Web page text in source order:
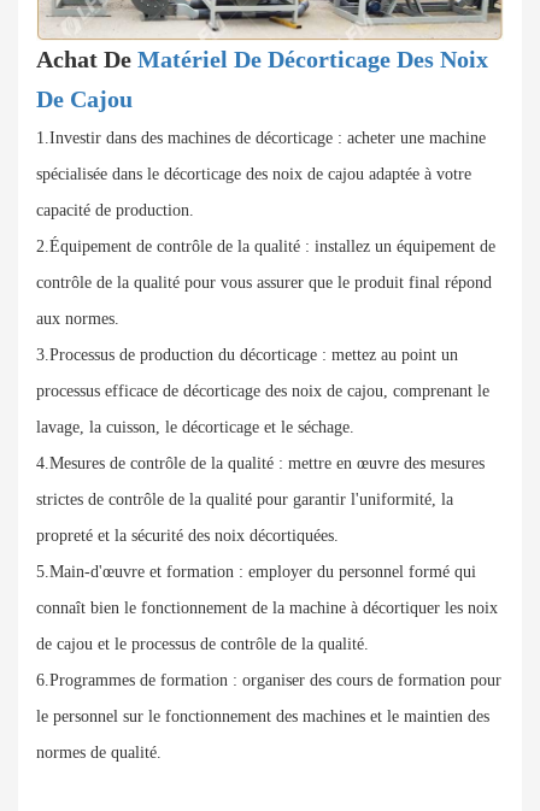
Achat De Matériel De Décorticage Des Noix
De Cajou
1.Investir dans des machines de décorticage : acheter une machine
spécialisée dans le décorticage des noix de cajou adaptée à votre
capacité de production.
2.Équipement de contrôle de la qualité : installez un équipement de
contrôle de la qualité pour vous assurer que le produit final répond
aux normes.
3.Processus de production du décorticage : mettez au point un
processus efficace de décorticage des noix de cajou, comprenant le
lavage, la cuisson, le décorticage et le séchage.
4.Mesures de contrôle de la qualité : mettre en œuvre des mesures
strictes de contrôle de la qualité pour garantir l'uniformité, la
propreté et la sécurité des noix décortiquées.
5.Main-d'œuvre et formation : employer du personnel formé qui
connaît bien le fonctionnement de la machine à décortiquer les noix
de cajou et le processus de contrôle de la qualité.
6.Programmes de formation : organiser des cours de formation pour
le personnel sur le fonctionnement des machines et le maintien des
normes de qualité.